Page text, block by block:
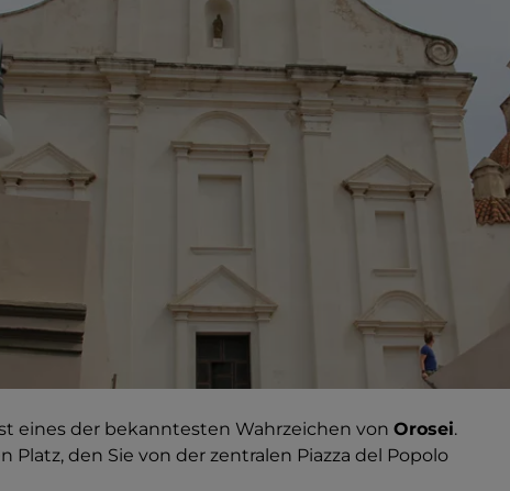
eines der bekanntesten Wahrzeichen von Orosei.
den Sie von der zentralen Piazza del Popolo